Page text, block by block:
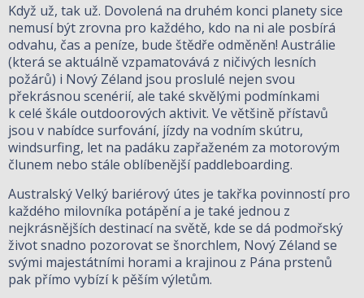
Když už, tak už. Dovolená na druhém konci planety sice
nemusí být zrovna pro každého, kdo na ni ale posbírá
odvahu, čas a peníze, bude štědře odměněn! Austrálie
(která se aktuálně vzpamatovává z ničivých lesních
požárů) i Nový Zéland jsou proslulé nejen svou
překrásnou scenérií, ale také skvělými podmínkami
k celé škále outdoorových aktivit. Ve většině přístavů
jsou v nabídce surfování, jízdy na vodním skútru,
windsurfing, let na padáku zapřaženém za motorovým
člunem nebo stále oblíbenější paddleboarding.
Australský Velký bariérový útes je takřka povinností pro
každého milovníka potápění a je také jednou z
nejkrásnějších destinací na světě, kde se dá podmořský
život snadno pozorovat se šnorchlem, Nový Zéland se
svými majestátními horami a krajinou z Pána prstenů
pak přímo vybízí k pěším výletům.